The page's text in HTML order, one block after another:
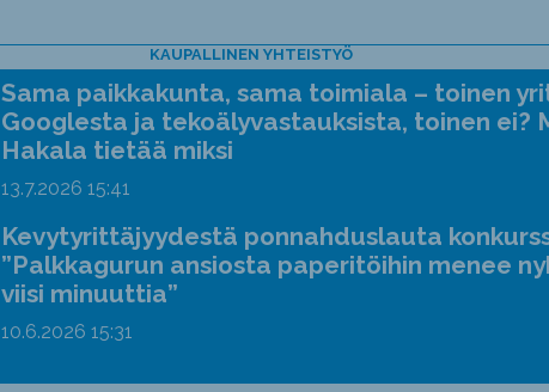
KAUPALLINEN YHTEISTYÖ
Sama paikkakunta, sama toimiala – toinen
Googlesta ja tekoälyvastauksista, toinen ei?
Hakala tietää miksi
13.7.2026 15:41
Kevytyrittäjyydestä ponnahduslauta
”Palkkagurun ansiosta paperitöihin menee
viisi minuuttia”
10.6.2026 15:31